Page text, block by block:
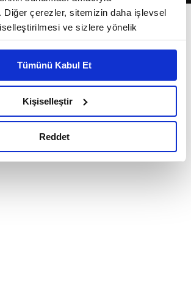
Diğer çerezler, sitemizin daha işlevsel
ve sizlere yönelik
faaliyetlerinin yapılması, amaçlarıyla
tercihlerinizi çerez paneli vasıtasıyla
Çerezlere ilişkin detaylı bilgi için
tıklayabilir,Çerez Bilgilendirme
edebilirsiniz.
ziyaretiniz kapsamında
Tümünü Kabul Et
Kişiselleştir
Reddet